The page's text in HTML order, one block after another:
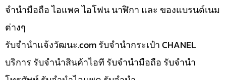
จำนำมือถือ ไอแพค ไอโฟน นาฬิกา และ ของแบรนด์เนม
ต่างๆ
รับจํานําแจ้งวัฒนะ.com รับจำนำกระเป๋า CHANEL
บริการ รับจำนำสินค้าไอที รับจำนำมือถือ รับจำนำ